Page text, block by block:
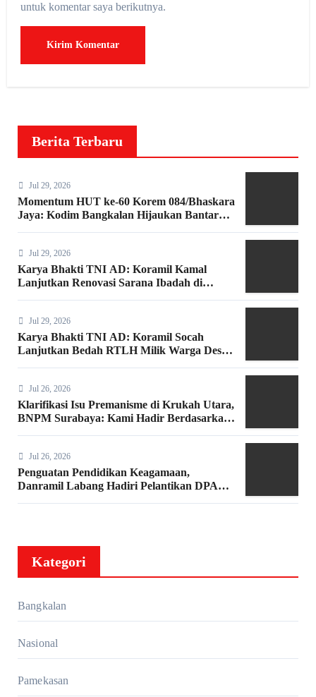
untuk komentar saya berikutnya.
Berita Terbaru
Jul 29, 2026
Momentum HUT ke-60 Korem 084/Bhaskara
Jaya: Kodim Bangkalan Hijaukan Bantaran
Jul 29, 2026
Karya Bhakti TNI AD: Koramil Kamal
Lanjutkan Renovasi Sarana Ibadah di
Jul 29, 2026
Karya Bhakti TNI AD: Koramil Socah
Lanjutkan Bedah RTLH Milik Warga Desa
Jul 26, 2026
Klarifikasi Isu Premanisme di Krukah Utara,
BNPM Surabaya: Kami Hadir Berdasarkan
Jul 26, 2026
Penguatan Pendidikan Keagamaan,
Danramil Labang Hadiri Pelantikan DPAC
Kategori
Bangkalan
Nasional
Pamekasan